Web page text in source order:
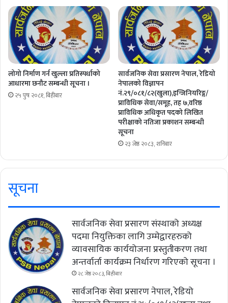
लोगो निर्माण गर्न खुल्ला प्रतिस्पर्धाको
आधारमा छनौट सम्बन्धी सूचना ।
२५ पुष २०८१, बिहीबार
सार्वजनिक सेवा प्रसारण नेपाल, रेडियो
नेपालको विज्ञापन
नं.२९/०८१/८२(खुला),इन्जिनियरिङ्ग/
प्राविधिक सेवा/समूह, तह ७,वरिष्ठ
प्राविधिक अधिकृत पदको लिखित
परीक्षाको नतिजा प्रकाशन सम्बन्धी
सूचना
२३ जेष्ठ २०८३, शनिबार
सूचना
सार्वजनिक सेवा प्रसारण संस्थाको अध्यक्ष
पदमा नियुक्तिका लागि उम्मेद्वारहरुको
व्यावसायिक कार्ययोजना प्रस्तुतीकरण तथा
अन्तर्वार्ता कार्यक्रम निर्धारण गरिएको सूचना ।
२८ जेष्ठ २०८३, बिहीबार
सार्वजनिक सेवा प्रसारण नेपाल, रेडियो